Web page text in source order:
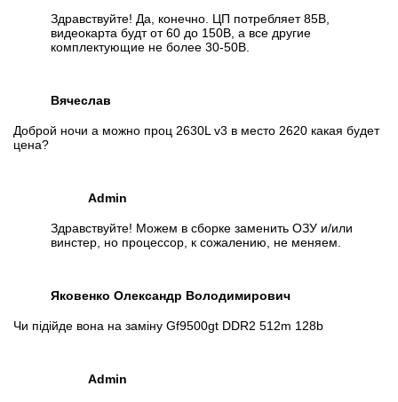
Здравствуйте! Да, конечно. ЦП потребляет 85В,
видеокарта будт от 60 до 150В, а все другие
комплектующие не более 30-50В.
Вячеслав
Доброй ночи а можно проц 2630L v3 в место 2620 какая будет
цена?
Admin
Здравствуйте! Можем в сборке заменить ОЗУ и/или
винстер, но процессор, к сожалению, не меняем.
Яковенко Олександр Володимирович
Чи підійде вона на заміну Gf9500gt DDR2 512m 128b
Admin